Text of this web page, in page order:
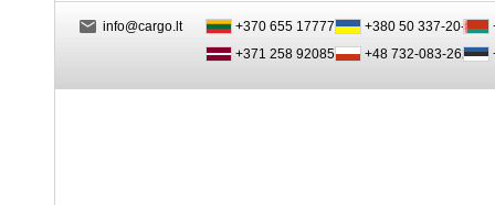
info@cargo.lt
+370 655 17777
+371 258 92085
+380 50 337-20-47
+48 732-083-262